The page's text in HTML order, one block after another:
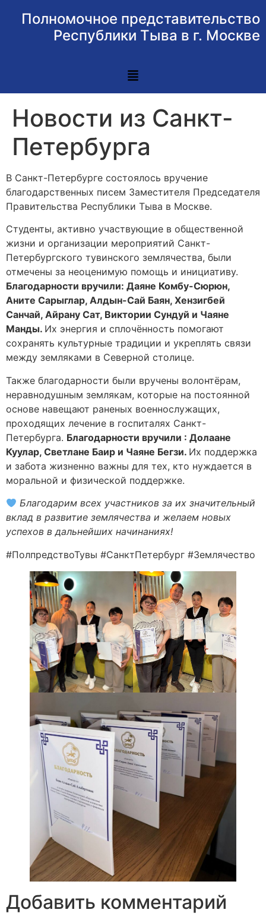
Полномочное представительство
Республики Тыва в г. Москве
Новости из Санкт-
Петербурга
В Санкт-Петербурге состоялось вручение
благодарственных писем Заместителя Председателя
Правительства Республики Тыва в Москве.
Студенты, активно участвующие в общественной
жизни и организации мероприятий Санкт-
Петербургского тувинского землячества, были
отмечены за неоценимую помощь и инициативу.
Благодарности вручили: Даяне Комбу-Сюрюн,
Аните Сарыглар, Алдын-Сай Баян, Хензигбей
Санчай, Айрану Сат, Виктории Сундуй и Чаяне
Манды. Их энергия и сплочённость помогают
сохранять культурные традиции и укреплять связи
между земляками в Северной столице.
Также благодарности были вручены волонтёрам,
неравнодушным землякам, которые на постоянной
основе навещают раненых военнослужащих,
проходящих лечение в госпиталях Санкт-
Петербурга. Благодарности вручили : Долаане
Куулар, Светлане Баир и Чаяне Бегзи. Их поддержка
и забота жизненно важны для тех, кто нуждается в
моральной и физической поддержке.
Благодарим всех участников за их значительный
вклад в развитие землячества и желаем новых
успехов в дальнейших начинаниях!
#ПолпредствоТувы #СанктПетербург #Землячество
Добавить комментарий